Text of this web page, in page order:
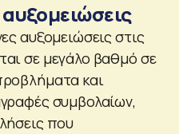
αυξομειώσεις στις
σε μεγάλο βαθμό σε
και
συμβολαίων,
που